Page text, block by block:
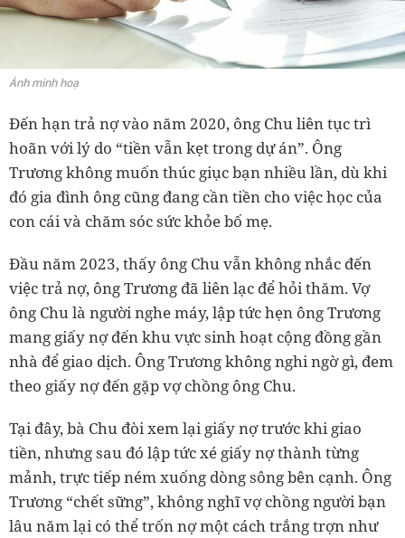
Ảnh minh hoạ
Đến hạn trả nợ vào năm 2020, ông Chu liên tục trì
hoãn với lý do “tiền vẫn kẹt trong dự án”. Ông
Trương không muốn thúc giục bạn nhiều lần, dù khi
đó gia đình ông cũng đang cần tiền cho việc học của
con cái và chăm sóc sức khỏe bố mẹ.
Đầu năm 2023, thấy ông Chu vẫn không nhắc đến
việc trả nợ, ông Trương đã liên lạc để hỏi thăm. Vợ
ông Chu là người nghe máy, lập tức hẹn ông Trương
mang giấy nợ đến khu vực sinh hoạt cộng đồng gần
nhà để giao dịch. Ông Trương không nghi ngờ gì, đem
theo giấy nợ đến gặp vợ chồng ông Chu.
Tại đây, bà Chu đòi xem lại giấy nợ trước khi giao
tiền, nhưng sau đó lập tức xé giấy nợ thành từng
mảnh, trực tiếp ném xuống dòng sông bên cạnh. Ông
Trương “chết sững”, không nghĩ vợ chồng người bạn
lâu năm lại có thể trốn nợ một cách trắng trợn như